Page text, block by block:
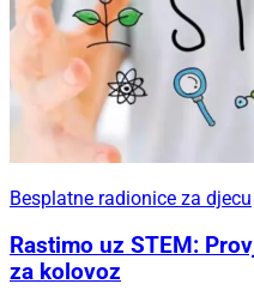
Besplatne radionice za djecu
Rastimo uz STEM:
za kolovoz